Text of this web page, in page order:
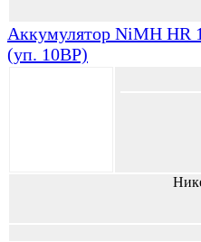
Аккумулятор NiMH HR
(уп. 10BP)